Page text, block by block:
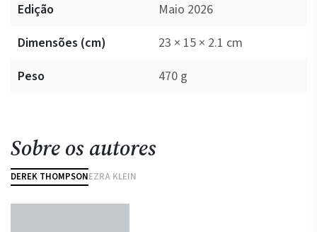
Edição
Maio 2026
Dimensões (cm)
23 × 15 × 2.1 cm
Peso
470 g
Sobre os autores
DEREK THOMPSONEZRA KLEIN